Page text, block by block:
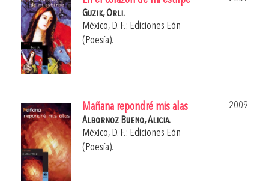
Guzik, Orli.
México, D. F.: Ediciones Eón
(Poesía).
Mañana repondré mis alas
2009
Albornoz Bueno, Alicia.
México, D. F.: Ediciones Eón
(Poesía).